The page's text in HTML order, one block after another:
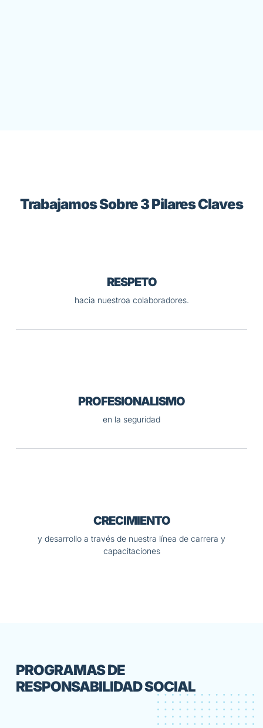
Trabajamos Sobre 3 Pilares Claves
RESPETO
hacia nuestroa colaboradores.
PROFESIONALISMO
en la seguridad
CRECIMIENTO
y desarrollo a través de nuestra línea de carrera y
capacitaciones
PROGRAMAS DE
RESPONSABILIDAD SOCIAL